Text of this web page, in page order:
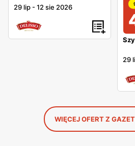
29 lip -12 sie 2026
29
WIĘCEJ OFERT Z